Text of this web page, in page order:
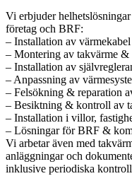
Vi erbjuder
företag och BRF:
– Installation av
– Montering av takvärme &
– Installation av
– Anpassning av
– Felsökning & reparation
– Besiktning & kontroll av
– Installation i villor,
– Lösningar för BRF &
Vi arbetar även med
anläggningar och
inklusive periodiska